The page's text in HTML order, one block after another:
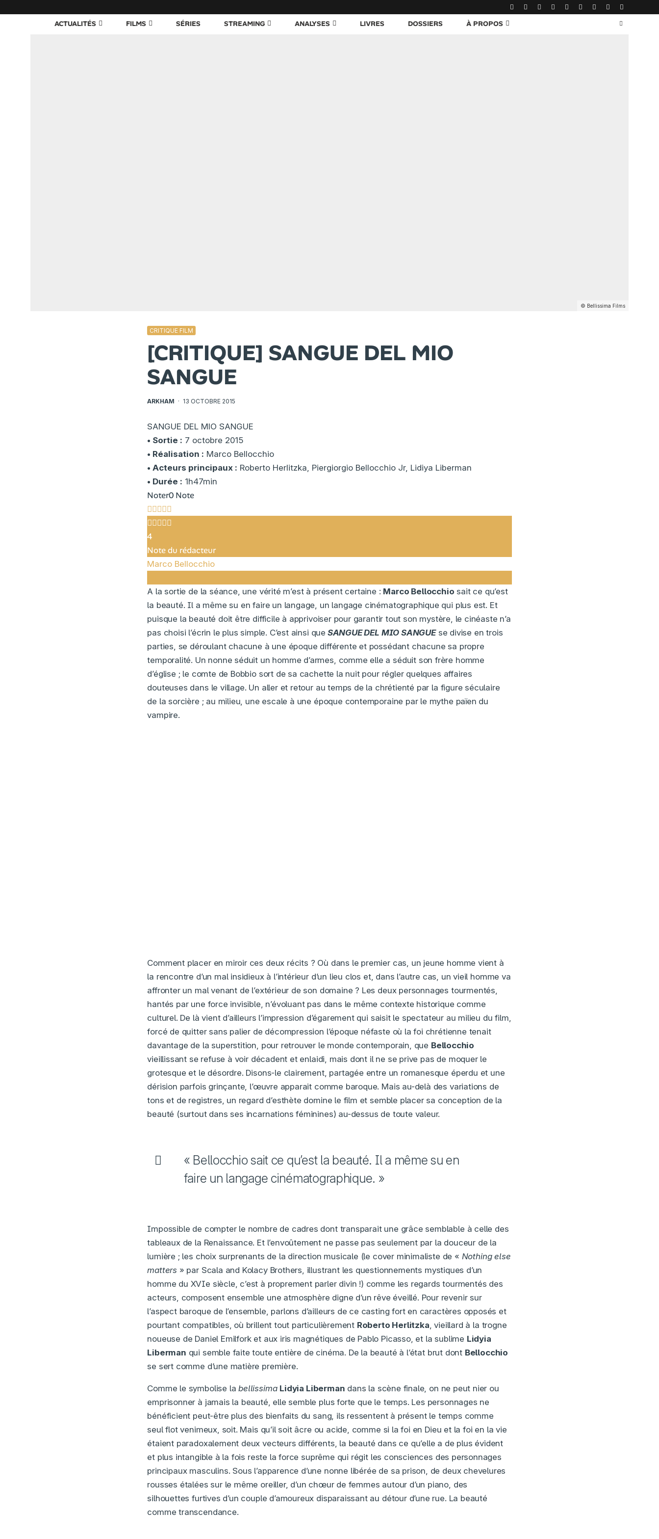
ACTUALITÉS FILMS SÉRIES STREAMING ANALYSES LIVRES DOSSIERS À PROPOS
© Bellissima Films
CRITIQUE FILM
[CRITIQUE] SANGUE DEL MIO
SANGUE
ARKHAM · 13 OCTOBRE 2015
SANGUE DEL MIO SANGUE
• Sortie : 7 octobre 2015
• Réalisation : Marco Bellocchio
• Acteurs principaux : Roberto Herlitzka, Piergiorgio Bellocchio Jr, Lidiya Liberman
• Durée : 1h47min
Noter0 Note
4
Note du rédacteur
Marco Bellocchio
A la sortie de la séance, une vérité m’est à présent certaine : Marco Bellocchio sait ce qu’est
la beauté. Il a même su en faire un langage, un langage cinématographique qui plus est. Et
puisque la beauté doit être difficile à apprivoiser pour garantir tout son mystère, le cinéaste n’a
pas choisi l’écrin le plus simple. C’est ainsi que SANGUE DEL MIO SANGUEse divise en trois
parties, se déroulant chacune à une époque différente et possédant chacune sa propre
temporalité. Un nonne séduit un homme d’armes, comme elle a séduit son frère homme
d’église ; le comte de Bobbio sort de sa cachette la nuit pour régler quelques affaires
douteuses dans le village. Un aller et retour au temps de la chrétienté par la figure séculaire
de la sorcière ; au milieu, une escale à une époque contemporaine par le mythe païen du
vampire.
Comment placer en miroir ces deux récits ? Où dans le premier cas, un jeune homme vient à
la rencontre d’un mal insidieux à l’intérieur d’un lieu clos et, dans l’autre cas, un vieil homme va
affronter un mal venant de l’extérieur de son domaine ? Les deux personnages tourmentés,
hantés par une force invisible, n’évoluant pas dans le même contexte historique comme
culturel. De là vient d’ailleurs l’impression d’égarement qui saisit le spectateur au milieu du film,
forcé de quitter sans palier de décompression l’époque néfaste où la foi chrétienne tenait
davantage de la superstition, pour retrouver le monde contemporain, que Bellocchio
vieillissant se refuse à voir décadent et enlaidi, mais dont il ne se prive pas de moquer le
grotesque et le désordre. Disons-le clairement, partagée entre un romanesque éperdu et une
dérision parfois grinçante, l’œuvre apparait comme baroque. Mais au-delà des variations de
tons et de registres, un regard d’esthète domine le film et semble placer sa conception de la
beauté (surtout dans ses incarnations féminines) au-dessus de toute valeur.
« Bellocchio sait ce qu’est la beauté. Il a même su en
faire un langage cinématographique. »
Impossible de compter le nombre de cadres dont transparait une grâce semblable à celle des
tableaux de la Renaissance. Et l’envoûtement ne passe pas seulement par la douceur de la
lumière ; les choix surprenants de la direction musicale (le cover minimaliste de « Nothing else
matters » par Scala and Kolacy Brothers, illustrant les questionnements mystiques d’un
homme du XVIe siècle, c’est à proprement parler divin !) comme les regards tourmentés des
acteurs, composent ensemble une atmosphère digne d’un rêve éveillé. Pour revenir sur
l’aspect baroque de l’ensemble, parlons d’ailleurs de ce casting fort en caractères opposés et
pourtant compatibles, où brillent tout particulièrement Roberto Herlitzka, vieillard à la trogne
noueuse de Daniel Emilfork et aux iris magnétiques de Pablo Picasso, et la sublime Lidyia
Liberman qui semble faite toute entière de cinéma. De la beauté à l’état brut dont Bellocchio
se sert comme d’une matière première.
Comme le symbolise labellissima Lidyia Liberman dans la scène finale, on ne peut nier ou
emprisonner à jamais la beauté, elle semble plus forte que le temps. Les personnages ne
bénéficient peut-être plus des bienfaits du sang, ils ressentent à présent le temps comme
seul flot venimeux, soit. Mais qu’il soit âcre ou acide, comme si la foi en Dieu et la foi en la vie
étaient paradoxalement deux vecteurs différents, la beauté dans ce qu’elle a de plus évident
et plus intangible à la fois reste la force suprême qui régit les consciences des personnages
principaux masculins. Sous l’apparence d’une nonne libérée de sa prison, de deux chevelures
rousses étalées sur le même oreiller, d’un chœur de femmes autour d’un piano, des
silhouettes furtives d’un couple d’amoureux disparaissant au détour d’une rue. La beauté
comme transcendance.